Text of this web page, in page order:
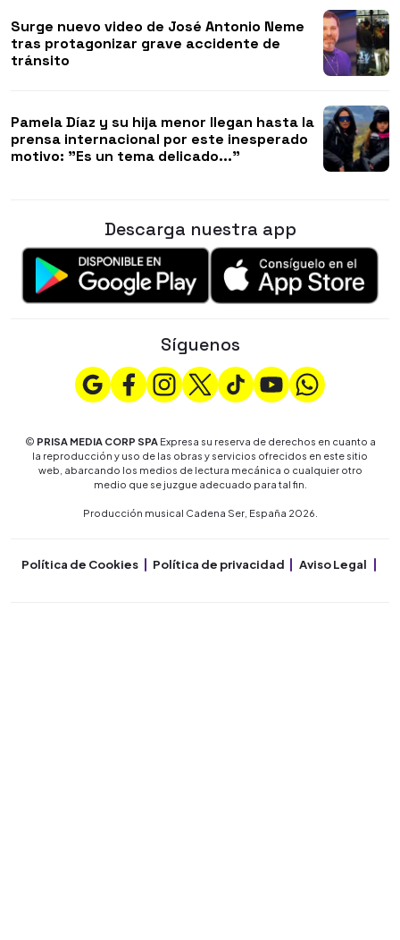
Surge nuevo video de José Antonio Neme
tras protagonizar grave accidente de
tránsito
Pamela Díaz y su hija menor llegan hasta la
prensa internacional por este inesperado
motivo: "Es un tema delicado..."
Descarga nuestra app
Síguenos
© PRISA MEDIA CORP SPA Expresa su reserva de derechos en cuanto a
la reproducción y uso de las obras y servicios ofrecidos en este sitio
web, abarcando los medios de lectura mecánica o cualquier otro
medio que se juzgue adecuado para tal fin.
Producción musical Cadena Ser, España 2026.
Política de Cookies Política de privacidad Aviso Legal